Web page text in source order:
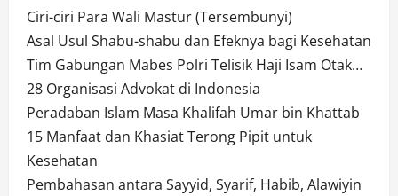
Ciri-ciri Para Wali Mastur (Tersembunyi)
Asal Usul Shabu-shabu dan Efeknya bagi Kesehatan
Tim Gabungan Mabes Polri Telisik Haji Isam Otak…
28 Organisasi Advokat di Indonesia
Peradaban Islam Masa Khalifah Umar bin Khattab
15 Manfaat dan Khasiat Terong Pipit untuk
Kesehatan
Pembahasan antara Sayyid, Syarif, Habib, Alawiyin